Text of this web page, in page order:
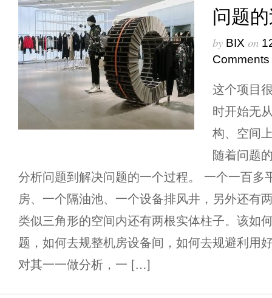
问题
by BIX on
Comments
这个项目
时开始无
构、空间
随着问题
分析问题到解决问题的一个过程。 一个一百多
房、一个隔油池、一个设备排风井，另外还有
类似三角形的空间内还有两根实体柱子。该如
题，如何去规整机房设备间，如何去规避利用
对其一一做分析，一 […]